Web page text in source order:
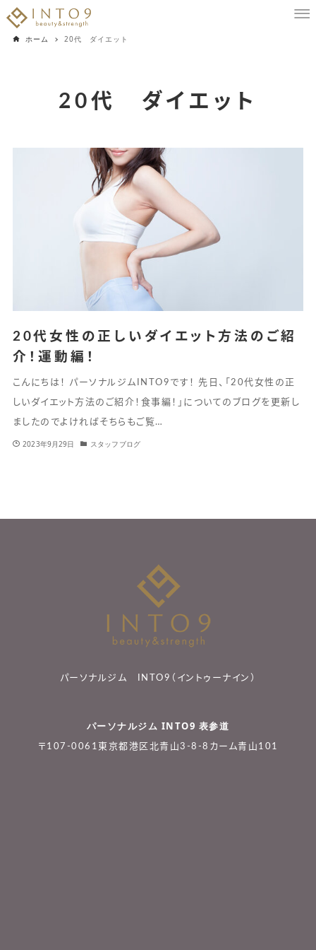
ホーム 20代 ダイエット
20代 ダイエット
20代女性の正しいダイエット方法のご紹
介！運動編！
こんにちは！ パーソナルジムINTO9です！ 先日、「20代女性の正
しいダイエット方法のご紹介！食事編！」についてのブログを更新し
ましたのでよければそちらもご覧…
2023年9月29日 スタッフブログ
パーソナルジム INTO9（イントゥーナイン）
パーソナルジム INTO9 表参道
〒107-0061東京都港区北青山3-8-8カーム青山101